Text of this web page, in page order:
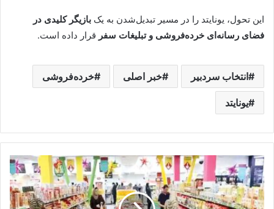
این تحول، یونایتد را در مسیر تبدیل‌شدن به یک بازیگر کلیدی در
فضای رسانه‌ای خرده‌فروشی و تبلیغات سفر قرار داده است.
انتخاب سردبیر خبر اصلی خرده‌فروشی
یونایتد